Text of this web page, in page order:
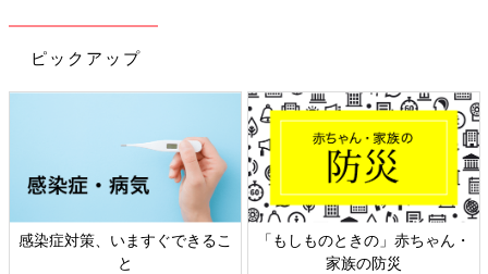
東京女子医科大学看護短期大学卒業。東京女子医科大学付属心臓
血圧研究所小児科勤務
子育て期間を経て、2000年に現職。2003年 病児保育室ミルキー
併設。外来小児科学会会員。「専業主婦（と呼ばれる立場で）と
して過ごした10年以上の年月は、現在、仕事にも人間関係にもい
きています」。
ピックアップ
感染症対策、いますぐできるこ
と
「もしものときの」赤ちゃん・
家族の防災